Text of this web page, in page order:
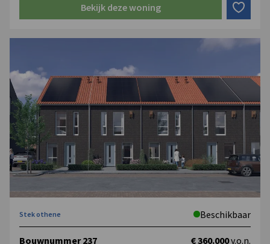
Bekijk deze woning
Stek othene Beschikbaar
Bouwnummer 237 € 360.000v.o.n.